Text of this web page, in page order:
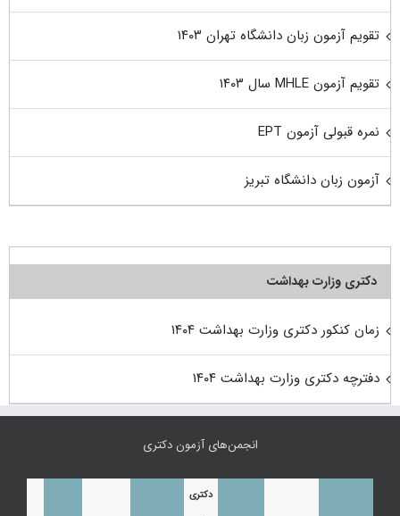
تقویم آزمون زبان دانشگاه تهران ۱۴۰۳
تقویم آزمون MHLE سال ۱۴۰۳
نمره قبولی آزمون EPT
آزمون زبان دانشگاه تبریز
دکتری وزارت بهداشت
زمان کنکور دکتری وزارت بهداشت ۱۴۰۴
دفترچه دکتری وزارت بهداشت ۱۴۰۴
انجمن‌های آزمون دکتری
دکتری